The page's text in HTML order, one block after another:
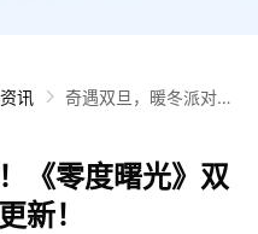
讯
奇遇双旦，暖冬派对！
《零度曙光》双
新！